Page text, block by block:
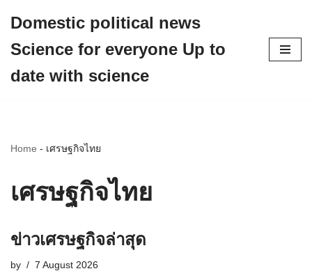
to
content
Domestic political news
Science for everyone Up to
date with science
Home - เศรษฐกิจไทย
เศรษฐกิจไทย
ข่าวเศรษฐกิจล่าสุด
by 7 August 2026